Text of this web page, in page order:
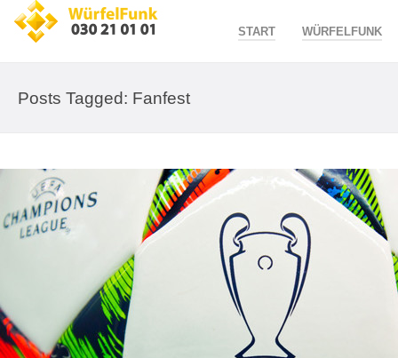
START WÜRFELFUNK
Posts Tagged: Fanfest